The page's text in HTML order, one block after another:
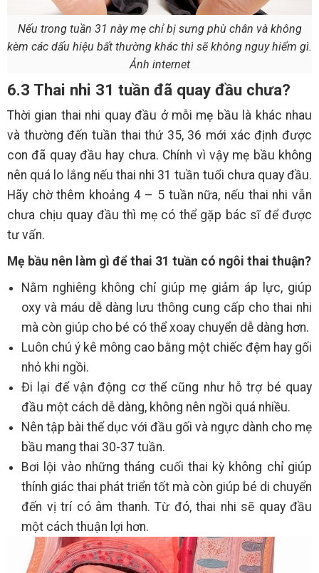
Nếu trong tuần 31 này mẹ chỉ bị sưng phù chân và không
kèm các dấu hiệu bất thường khác thì sẽ không nguy hiểm gì.
Ảnh internet
6.3 Thai nhi 31 tuần đã quay đầu chưa?
Thời gian thai nhi quay đầu ở mỗi mẹ bầu là khác nhau
và thường đến tuần thai thứ 35, 36 mới xác định được
con đã quay đầu hay chưa. Chính vì vậy mẹ bầu không
nên quá lo lắng nếu thai nhi 31 tuần tuổi chưa quay đầu.
Hãy chờ thêm khoảng 4 – 5 tuần nữa, nếu thai nhi vẫn
chưa chịu quay đầu thì mẹ có thể gặp bác sĩ để được
tư vấn.
Mẹ bầu nên làm gì để thai 31 tuần có ngôi thai thuận?
Nằm nghiêng không chỉ giúp mẹ giảm áp lực, giúp
oxy và máu dễ dàng lưu thông cung cấp cho thai nhi
mà còn giúp cho bé có thể xoay chuyển dễ dàng hơn.
Luôn chú ý kê mông cao bằng một chiếc đệm hay gối
nhỏ khi ngồi.
Đi lại để vận động cơ thể cũng như hỗ trợ bé quay
đầu một cách dễ dàng, không nên ngồi quá nhiều.
Nên tập bài thể dục với đầu gối và ngực dành cho mẹ
bầu mang thai 30-37 tuần.
Bơi lội vào những tháng cuối thai kỳ không chỉ giúp
thính giác thai phát triển tốt mà còn giúp bé di chuyển
đến vị trí có âm thanh. Từ đó, thai nhi sẽ quay đầu
một cách thuận lợi hơn.